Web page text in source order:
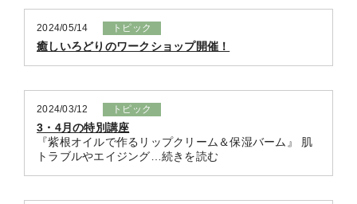
2024/05/14 トピック
癒しいろどりのワークショップ開催！
2024/03/12 トピック
3・4月の特別講座
『紫根オイルで作るリップクリーム＆保湿バーム』 肌
トラブルやエイジング…続きを読む